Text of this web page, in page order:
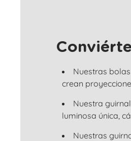
Nuestras
crean
Nuestra
luminosa única,
Nuestras